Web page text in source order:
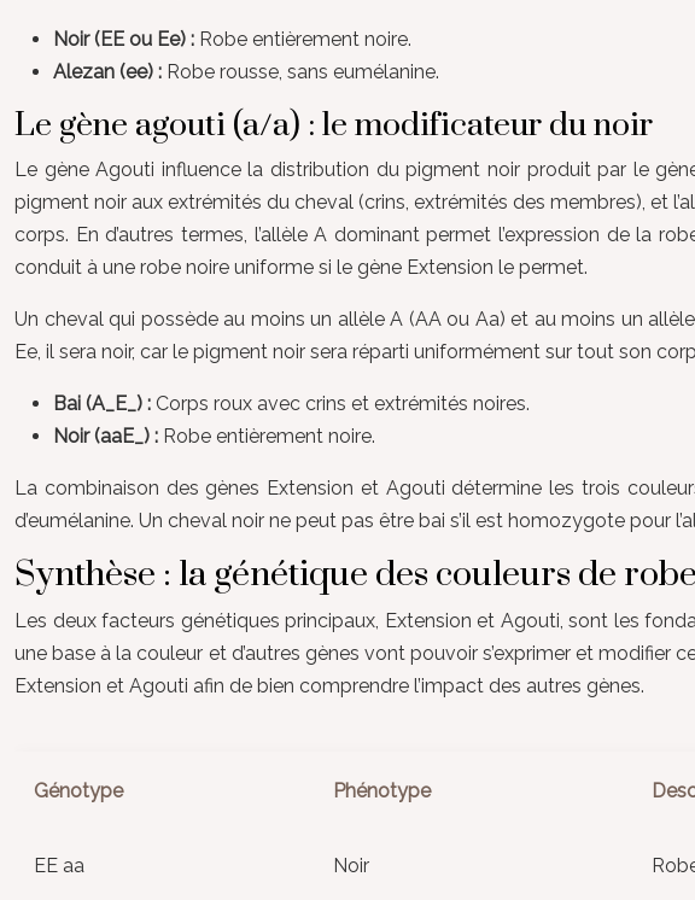
Noir (EE ou Ee) : Robe entièrement noire.
Alezan (ee) : Robe rousse, sans eumélanine.
Le gène agouti (a/a) : le modificateur du noir
Le gène Agouti influence la distribution du pigment noir produit par le
pigment noir aux extrémités du cheval (crins, extrémités des membres), et
corps. En d’autres termes, l’allèle A dominant permet l’expression de la
conduit à une robe noire uniforme si le gène Extension le permet.
Un cheval qui possède au moins un allèle A (AA ou Aa) et au moins un
Ee, il sera noir, car le pigment noir sera réparti uniformément sur tout son
Bai (A_E_) : Corps roux avec crins et extrémités noires.
Noir (aaE_) : Robe entièrement noire.
La combinaison des gènes Extension et Agouti détermine les trois
d’eumélanine. Un cheval noir ne peut pas être bai s’il est homozygote pour
Synthèse : la génétique des couleurs de
Les deux facteurs génétiques principaux, Extension et Agouti, sont les
une base à la couleur et d’autres gènes vont pouvoir s’exprimer et
Extension et Agouti afin de bien comprendre l’impact des autres gènes.
Génotype Phénotype
EE aa Noir